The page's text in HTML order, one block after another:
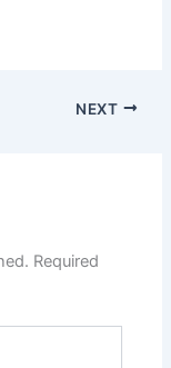
NEXT
Required